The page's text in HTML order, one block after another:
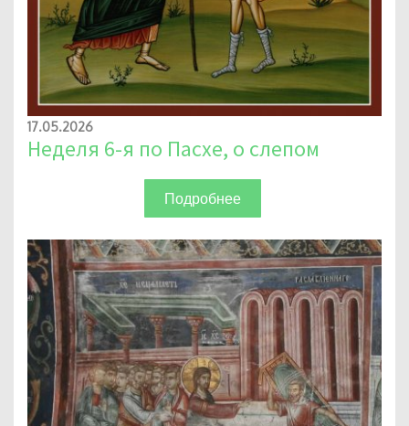
17.05.2026
Неделя 6-я по Пасхе, о слепом
Подробнее